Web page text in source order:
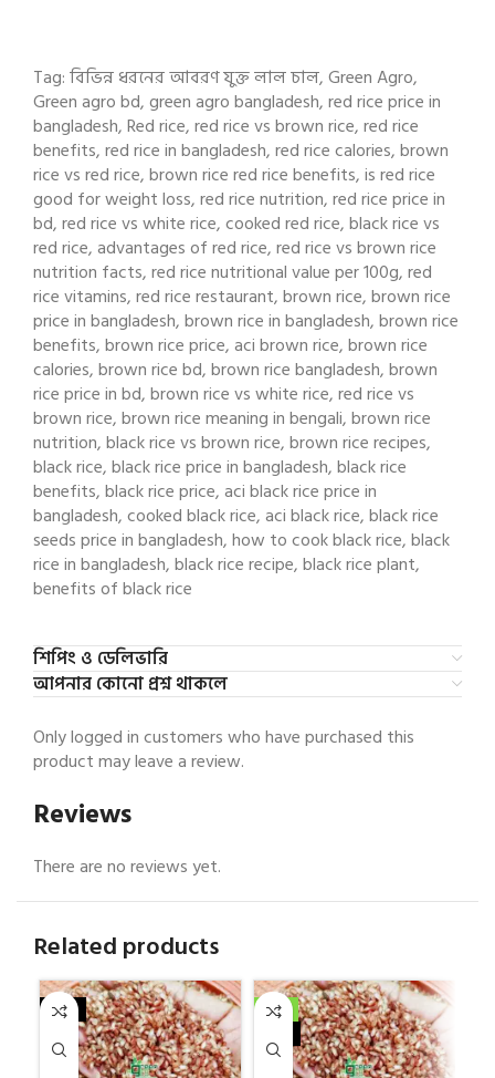
Tag: বিভিন্ন ধরনের আবরণ যুক্ত লাল চাল, Green Agro,
Green agro bd, green agro bangladesh, red rice price in
bangladesh, Red rice, red rice vs brown rice, red rice
benefits, red rice in bangladesh, red rice calories, brown
rice vs red rice, brown rice red rice benefits, is red rice
good for weight loss, red rice nutrition, red rice price in
bd, red rice vs white rice, cooked red rice, black rice vs
red rice, advantages of red rice, red rice vs brown rice
nutrition facts, red rice nutritional value per 100g, red
rice vitamins, red rice restaurant, brown rice, brown rice
price in bangladesh, brown rice in bangladesh, brown rice
benefits, brown rice price, aci brown rice, brown rice
calories, brown rice bd, brown rice bangladesh, brown
rice price in bd, brown rice vs white rice, red rice vs
brown rice, brown rice meaning in bengali, brown rice
nutrition, black rice vs brown rice, brown rice recipes,
black rice, black rice price in bangladesh, black rice
benefits, black rice price, aci black rice price in
bangladesh, cooked black rice, aci black rice, black rice
seeds price in bangladesh, how to cook black rice, black
rice in bangladesh, black rice recipe, black rice plant,
benefits of black rice
শিপিং ও ডেলিভারি
আপনার কোনো প্রশ্ন থাকলে
Reviews
There are no reviews yet.
Only logged in customers who have purchased this
product may leave a review.
Related products
NEW
-3%